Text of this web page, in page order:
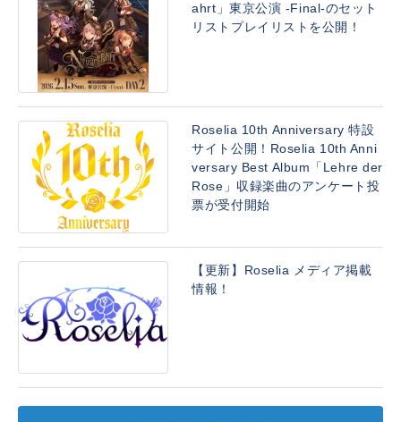
ahrt」東京公演 -Final-のセット
リストプレイリストを公開！
Roselia 10th Anniversary 特設
サイト公開！Roselia 10th Anni
versary Best Album「Lehre der
Rose」収録楽曲のアンケート投
票が受付開始
【更新】Roselia メディア掲載
情報！